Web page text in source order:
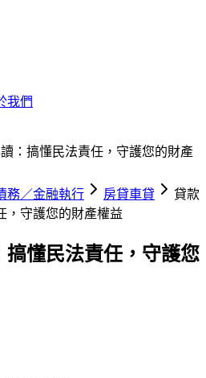
我們
：搞懂民法責任，守護您的財產
務／金融執行 房貸車貸
貸款
，守護您的財產權益
搞懂民法責任，守護您